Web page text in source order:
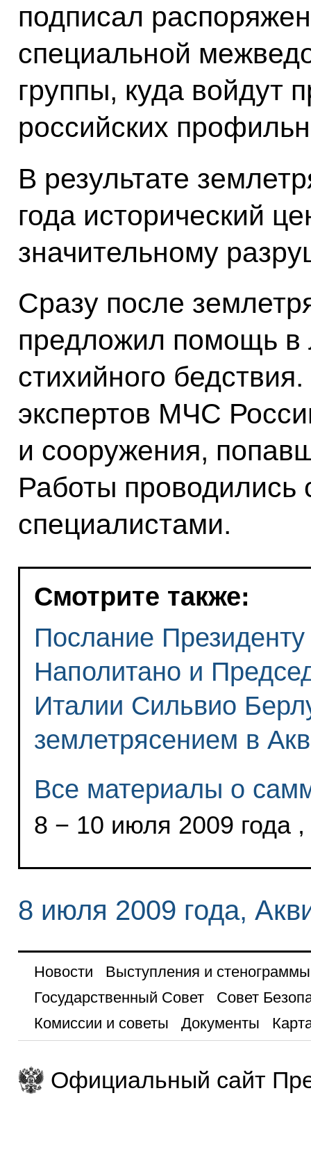
подписал
специальной
группы, куда войдут
российских
В результате
года исторический
значительному
Сразу после
предложил помощь в
стихийного
экспертов МЧС
и сооружения,
Работы проводились
специалистами.
Смотрите также:
Послание
Наполитано и
Италии Сильвио
землетрясением в
Все материалы о
8 − 10 июля 2009 года
8 июля 2009 года,
Новости
Выступления и стенограммы
Государственный Совет
Совет
Комиссии и советы
Документы
Официальный сайт